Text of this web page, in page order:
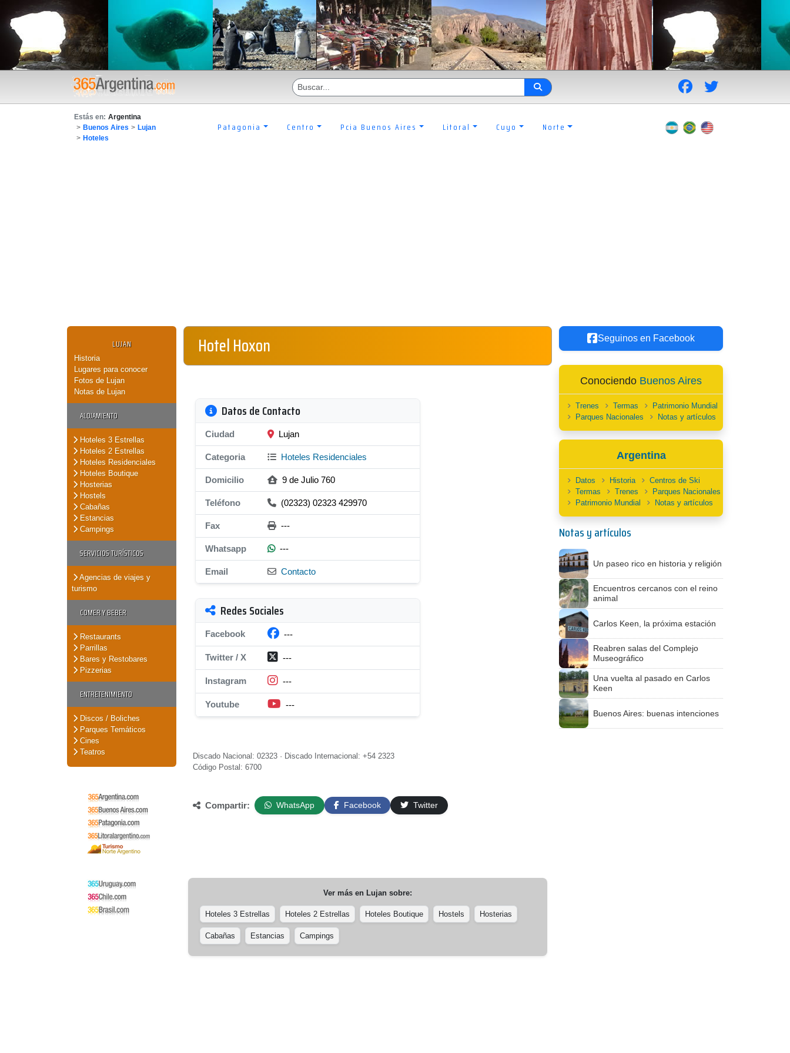
Estás en: Argentina
> Buenos Aires > Lujan
> Hoteles
Patagonia Centro Pcia Buenos Aires Litoral Cuyo Norte
LUJAN
Historia
Lugares para conocer
Fotos de Lujan
Notas de Lujan
ALOJAMIENTO
Hoteles 3 Estrellas
Hoteles 2 Estrellas
Hoteles Residenciales
Hoteles Boutique
Hosterias
Hostels
Cabañas
Estancias
Campings
SERVICIOS TURÍSTICOS
Agencias de viajes y
turismo
COMER Y BEBER
Restaurants
Parrillas
Bares y Restobares
Pizzerias
ENTRETENIMIENTO
Discos / Boliches
Parques Temáticos
Cines
Teatros
Hotel Hoxon
Datos de Contacto
Ciudad Lujan
Categoria Hoteles Residenciales
Domicilio 9 de Julio 760
Teléfono (02323) 02323 429970
Fax ---
Whatsapp ---
Email Contacto
Redes Sociales
Facebook ---
Twitter / X ---
Instagram ---
Youtube ---
Discado Nacional: 02323 · Discado Internacional: +54 2323
Código Postal: 6700
Compartir: WhatsApp Facebook Twitter
Ver más en Lujan sobre:
Hoteles 3 Estrellas Hoteles 2 Estrellas Hoteles Boutique Hostels Hosterias
Cabañas Estancias Campings
Seguinos en Facebook
Conociendo Buenos Aires
Trenes Termas
Patrimonio Mundial
Parques Nacionales
Notas y artículos
Argentina
Datos Historia
Centros de Ski
Termas
Trenes
Parques Nacionales
Patrimonio Mundial
Notas y artículos
Notas y artículos
Un paseo rico en historia y religión
Encuentros cercanos con el reino
animal
Carlos Keen, la próxima estación
Reabren salas del Complejo
Museográfico
Una vuelta al pasado en Carlos
Keen
Buenos Aires: buenas intenciones